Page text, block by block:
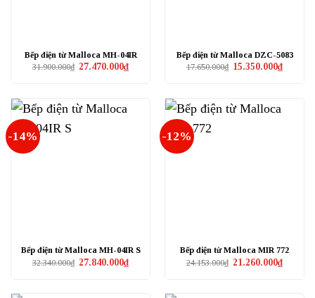
Bếp điện từ Malloca MH-04IR
31.900.000₫ Giá
27.470.000₫Giá
hiện
27.470.000₫.
Bếp điện từ Malloca DZC-5083
17.650.000₫ Giá
15.350.000₫Giá
hiện
-14%
Bếp điện từ Malloca MH-04IR S
32.340.000₫ Giá
27.840.000₫Giá
hiện
27.840.000₫.
-12%
Bếp điện từ Malloca MIR 772
24.153.000₫ Giá
21.260.000₫Giá
hiện